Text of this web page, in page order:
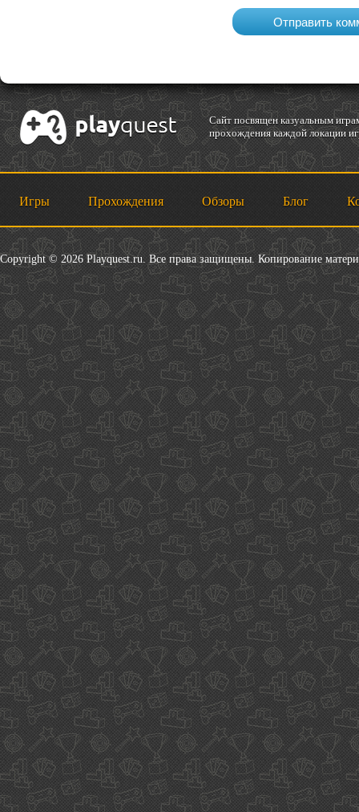
Cайт посвящен казуальным
прохождения каждой локации
Игры Прохождения Обзоры Блог
Copyright © 2026 Playquest.ru. Все права защищены. Копирование